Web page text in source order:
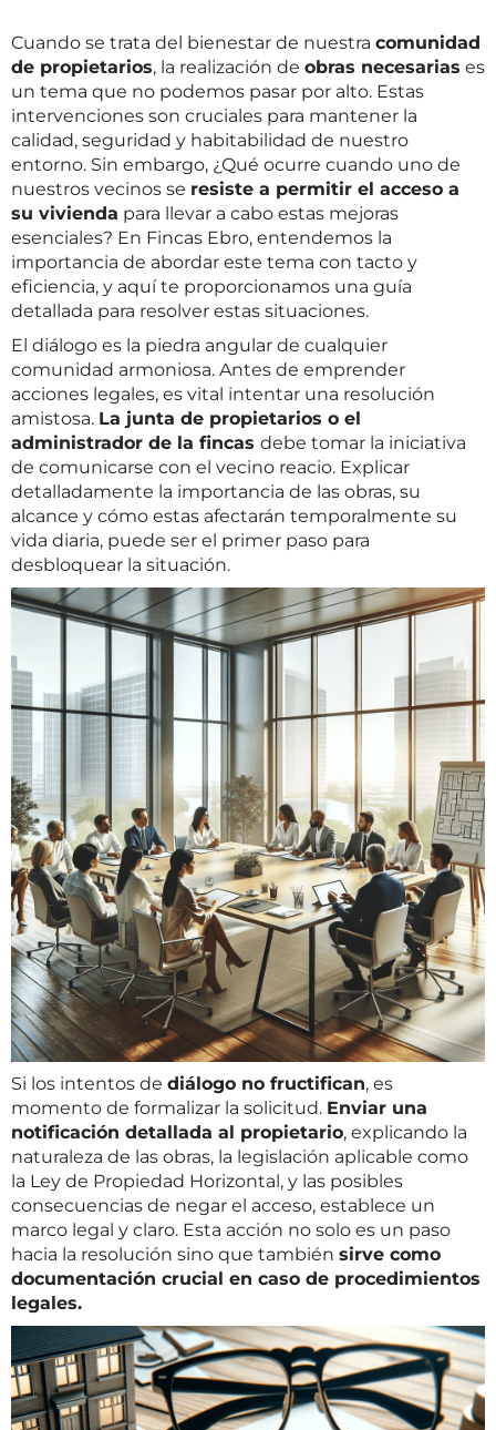
Cuando se trata del bienestar de nuestra comunidad
de propietarios, la realización de obras necesarias es
un tema que no podemos pasar por alto. Estas
intervenciones son cruciales para mantener la
calidad, seguridad y habitabilidad de nuestro
entorno. Sin embargo, ¿Qué ocurre cuando uno de
nuestros vecinos se resiste a permitir el acceso a
su vivienda para llevar a cabo estas mejoras
esenciales? En Fincas Ebro, entendemos la
importancia de abordar este tema con tacto y
eficiencia, y aquí te proporcionamos una guía
detallada para resolver estas situaciones.
El diálogo es la piedra angular de cualquier
comunidad armoniosa. Antes de emprender
acciones legales, es vital intentar una resolución
amistosa. La junta de propietarios o el
administrador de la fincas debe tomar la iniciativa
de comunicarse con el vecino reacio. Explicar
detalladamente la importancia de las obras, su
alcance y cómo estas afectarán temporalmente su
vida diaria, puede ser el primer paso para
desbloquear la situación.
Si los intentos de diálogo no fructifican, es
momento de formalizar la solicitud. Enviar una
notificación detallada al propietario, explicando la
naturaleza de las obras, la legislación aplicable como
la Ley de Propiedad Horizontal, y las posibles
consecuencias de negar el acceso, establece un
marco legal y claro. Esta acción no solo es un paso
hacia la resolución sino que también sirve como
documentación crucial en caso de procedimientos
legales.